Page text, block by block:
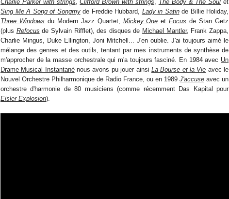
Charlie Parker with strings ,Clifford Brown with strings The Body & The Soul et
Sing Me A Song of Songmyde Freddie Hubbard, Lady in Satinde Billie Holiday,
Three Windows du Modern Jazz Quartet, Mickey One etFocus de Stan Getz
(plus Refocus de Sylvain Rifflet), des disques de Michael Mantler, Frank Zappa,
Charlie Mingus, Duke Ellington, Joni Mitchell... J'en oublie. J'ai toujours aimé le
mélange des genres et des outils, tentant par mes instruments de synthèse de
m'approcher de la masse orchestrale qui m'a toujours fasciné. En 1984 avec Un
Drame Musical Instantanénous avons pu jouer ainsi La Bourse et la Vie avec le
Nouvel Orchestre Philharmonique de Radio France, ou en 1989 J'accuse avec un
orchestre d'harmonie de 80 musiciens (comme récemment Das Kapital pour
Eisler Explosion).